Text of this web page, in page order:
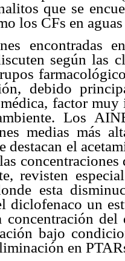
que se
los CFs en
encontradas
según las
debido
factor
Los
medias más
destacan el
concentraciones
revisten
esta
diclofenaco un
concentración
bajo
en